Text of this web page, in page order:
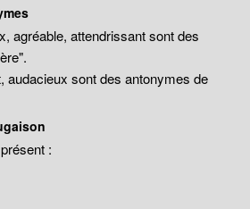
agréable, attendrissant sont des
audacieux sont des antonymes de
: